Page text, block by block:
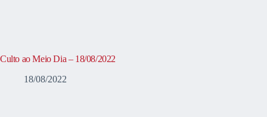
Culto ao Meio Dia – 18/08/2022
18/08/2022